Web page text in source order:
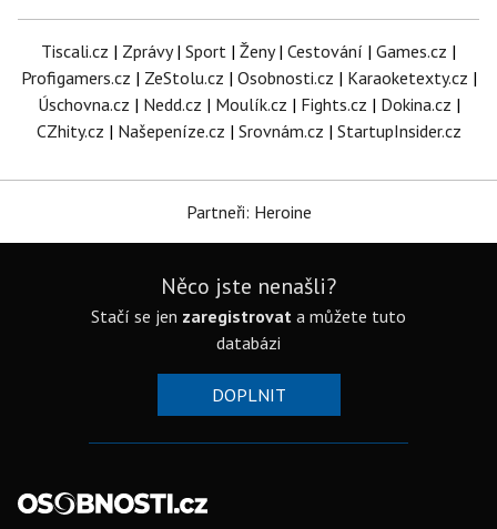
Tiscali.cz | Zprávy| Sport | Ženy| Cestování | Games.cz |
Profigamers.cz | ZeStolu.cz | Osobnosti.cz | Karaoketexty.cz |
Úschovna.cz | Nedd.cz | Moulík.cz | Fights.cz | Dokina.cz |
CZhity.cz | Našepeníze.cz | Srovnám.cz | StartupInsider.cz
Partneři: Heroine
Něco jste nenašli?
Stačí se jen zaregistrovat a můžete tuto
databázi
DOPLNIT